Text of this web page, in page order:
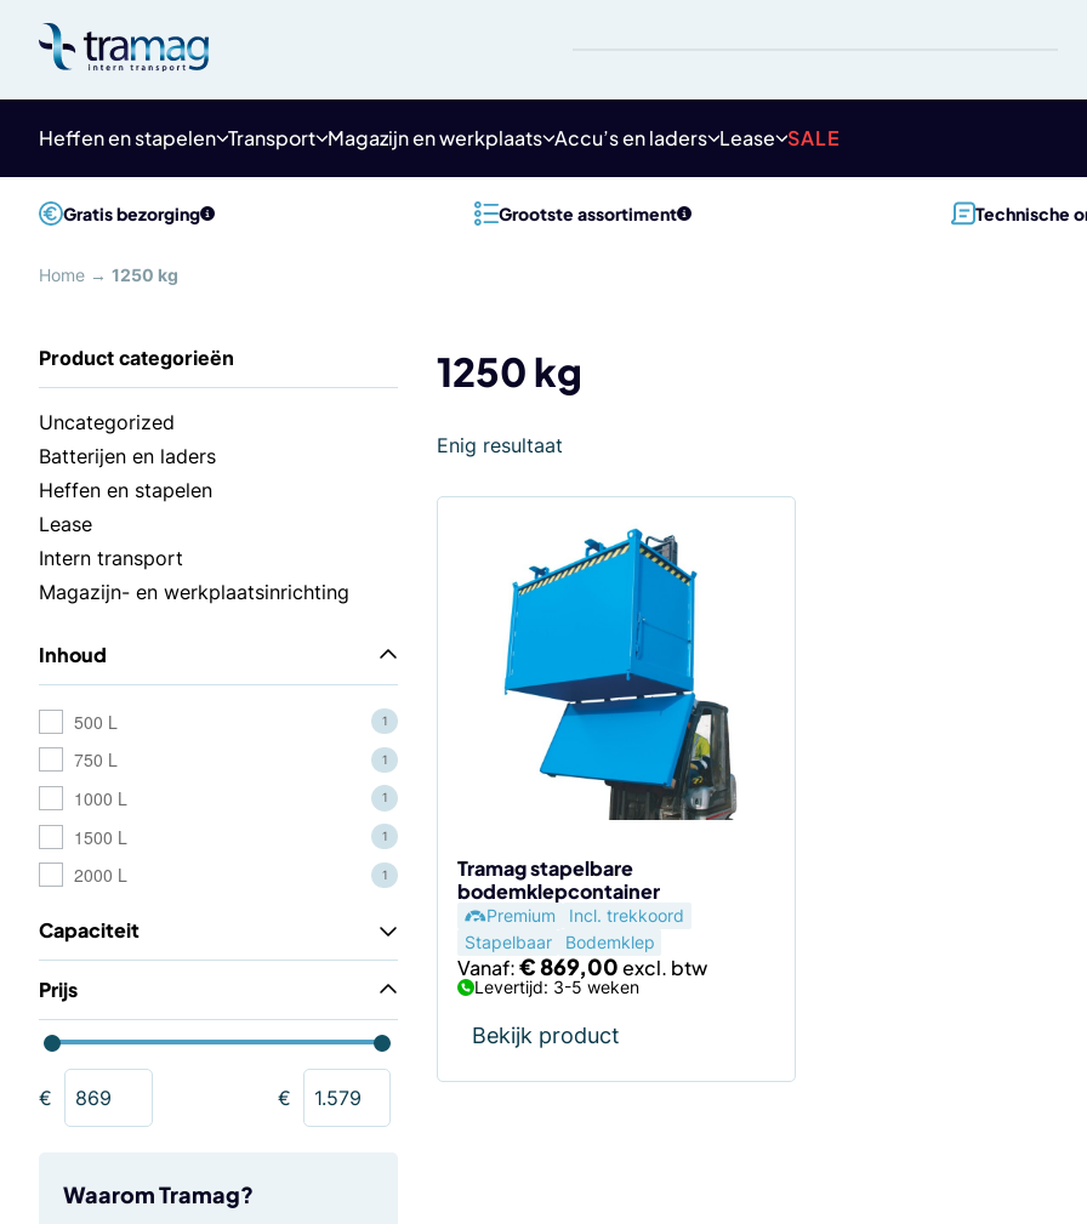
content
Heffen en stapelen Transport Magazijn en werkplaats Accu’s en laders Lease SALE
Gratis bezorging Grootste assortiment Technische
Home → 1250 kg
1250 kg
Uncategorized
Batterijen en laders
Heffen en stapelen
Lease
Intern transport
Magazijn- en werkplaatsinrichting
Inhoud
500 L 1
750 L 1
1000 L 1
1500 L 1
2000 L 1
Capaciteit
Prijs
€ €
Waarom Tramag?
Enig resultaat
Tramag stapelbare
bodemklepcontainer
Premium
Incl. trekkoord
Stapelbaar
Bodemklep
Vanaf:€869,00
Levertijd: 3-5 weken
Bekijk product
product
meerdere
variaties.
de
productpagina